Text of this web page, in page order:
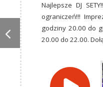
Najlepsze DJ
ograniczeń!!!
godziny 20.00 do
20.00 do 22.00.